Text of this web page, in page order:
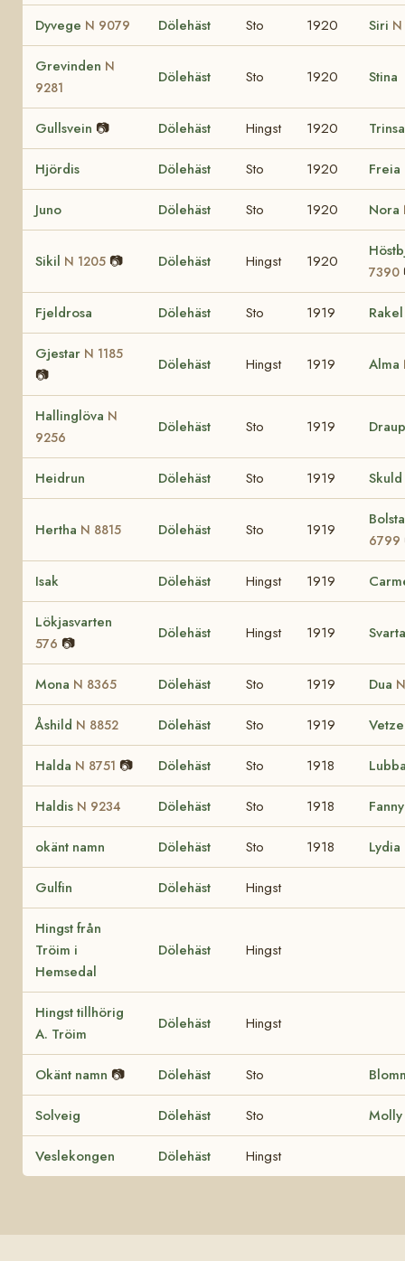
Dyvege N 9079 Dölehäst Sto 1920 Siri
Grevinden N
9281
Dölehäst Sto 1920 Stina
Gullsvein 📷 Dölehäst Hingst 1920
Hjördis Dölehäst Sto 1920 Freia
Juno Dölehäst Sto 1920 Nora
Sikil N 1205 📷 Dölehäst Hingst 1920
7390
Fjeldrosa Dölehäst Sto 1919
Gjestar N 1185
📷
Dölehäst Hingst 1919 Alma
Hallinglöva N
9256
Dölehäst Sto 1919
Heidrun Dölehäst Sto 1919 Skuld
Hertha N 8815 Dölehäst Sto 1919
6799
Isak Dölehäst Hingst 1919
Lökjasvarten
576 📷
Dölehäst Hingst 1919
Mona N 8365 Dölehäst Sto 1919 Dua
Åshild N 8852 Dölehäst Sto 1919
Halda N 8751 📷 Dölehäst Sto 1918
Haldis N 9234 Dölehäst Sto 1918 Fanny
okänt namn Dölehäst Sto 1918 Lydia
Gulfin Dölehäst Hingst
Hingst från
Tröim i
Hemsedal
Dölehäst Hingst
Hingst tillhörig
A. Tröim
Dölehäst Hingst
Okänt namn 📷 Dölehäst Sto
Solveig Dölehäst Sto Molly
Veslekongen Dölehäst Hingst